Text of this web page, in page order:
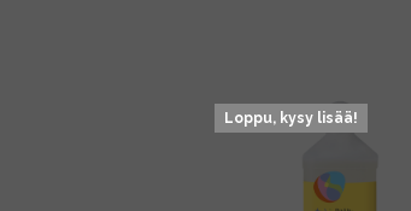
Loppu, kysy lisää!